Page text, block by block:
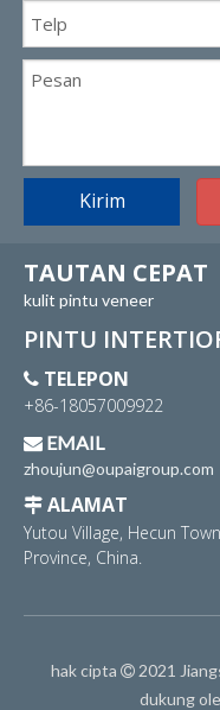
Kirim
TAUTAN CEPAT
kulit pintu veneer
PINTU
 TELEPON
+86-18057009922
 EMAIL
zhoujun@oupaigroup.com
 ALAMAT
Yutou Village, Hecun
Province, China.
hak cipta 2021
dukung